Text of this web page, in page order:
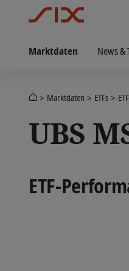
Marktdaten News &
Marktdaten ETFs
UBS
ETF-